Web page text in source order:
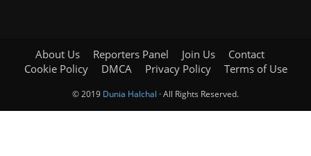
About Us Reporters Panel Join Us
Contact
Cookie Policy
DMCA Privacy Policy Terms of Use
© 2019 Dunia Halchal · All Rights Reserved.